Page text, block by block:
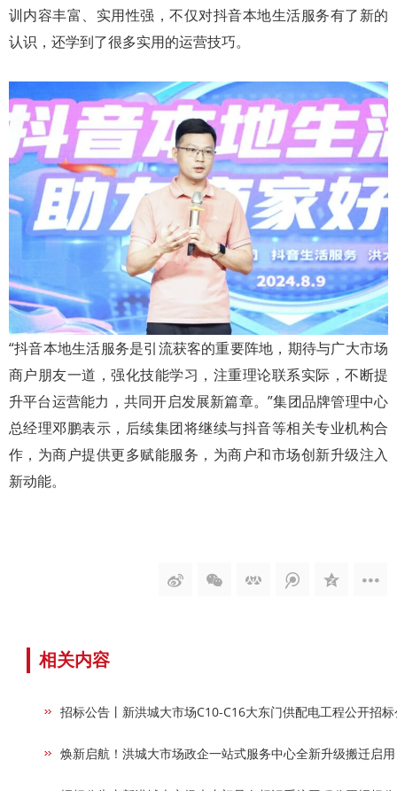
训内容丰富、实用性强，不仅对抖音本地生活服务有了新的
认识，还学到了很多实用的运营技巧。
“抖音本地生活服务是引流获客的重要阵地，期待与广大市场
商户朋友一道，强化技能学习，注重理论联系实际，不断提
升平台运营能力，共同开启发展新篇章。”集团品牌管理中心
总经理邓鹏表示，后续集团将继续与抖音等相关专业机构合
作，为商户提供更多赋能服务，为商户和市场创新升级注入
新动能。
相关内容
招标公告丨新洪城大市场C10-C16大东门供配电工程公开招
焕新启航！洪城大市场政企一站式服务中心全新升级搬迁启用